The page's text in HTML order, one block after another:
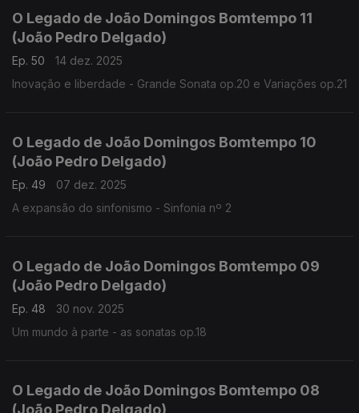
O Legado de João Domingos Bomtempo 11
(João Pedro Delgado)
Ep. 50
14 dez. 2025
Inovação e liberdade - Grande Sonata op.20 e Variações op.21
O Legado de João Domingos Bomtempo 10
(João Pedro Delgado)
Ep. 49
07 dez. 2025
A expansão do sinfonismo - Sinfonia nº 2
O Legado de João Domingos Bomtempo 09
(João Pedro Delgado)
Ep. 48
30 nov. 2025
Um mundo à parte - as sonatas op.18
O Legado de João Domingos Bomtempo 08
(João Pedro Delgado)